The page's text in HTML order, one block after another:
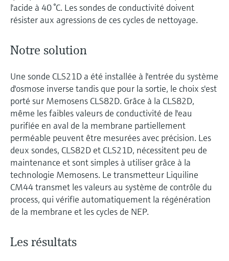
l'acide à 40 °C. Les sondes de conductivité doivent
résister aux agressions de ces cycles de nettoyage.
Notre solution
Une sonde CLS21D a été installée à l'entrée du système
d'osmose inverse tandis que pour la sortie, le choix s'est
porté sur Memosens CLS82D. Grâce à la CLS82D,
même les faibles valeurs de conductivité de l'eau
purifiée en aval de la membrane partiellement
perméable peuvent être mesurées avec précision. Les
deux sondes, CLS82D et CLS21D, nécessitent peu de
maintenance et sont simples à utiliser grâce à la
technologie Memosens. Le transmetteur Liquiline
CM44 transmet les valeurs au système de contrôle du
process, qui vérifie automatiquement la régénération
de la membrane et les cycles de NEP.
Les résultats